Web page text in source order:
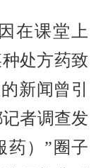
在课堂上
处方药致
新闻曾引
者调查发
药）”圈子